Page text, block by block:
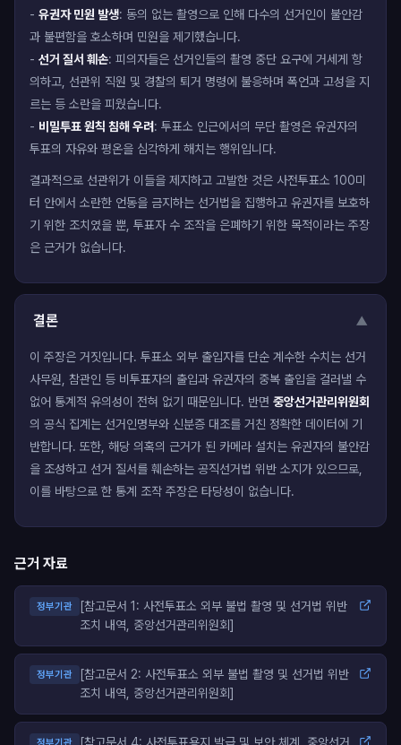
- 유권자 민원 발생: 동의 없는 촬영으로 인해 다수의 선거인이 불안감
과 불편함을 호소하며 민원을 제기했습니다.
- 선거 질서 훼손: 피의자들은 선거인들의 촬영 중단 요구에 거세게 항
의하고, 선관위 직원 및 경찰의 퇴거 명령에 불응하며 폭언과 고성을 지
르는 등 소란을 피웠습니다.
- 비밀투표 원칙 침해 우려: 투표소 인근에서의 무단 촬영은 유권자의
투표의 자유와 평온을 심각하게 해치는 행위입니다.
결과적으로 선관위가 이들을 제지하고 고발한 것은 사전투표소 100미
터 안에서 소란한 언동을 금지하는 선거법을 집행하고 유권자를 보호하
기 위한 조치였을 뿐, 투표자 수 조작을 은폐하기 위한 목적이라는 주장
은 근거가 없습니다.
결론 ▼
이 주장은 거짓입니다. 투표소 외부 출입자를 단순 계수한 수치는 선거
사무원, 참관인 등 비투표자의 출입과 유권자의 중복 출입을 걸러낼 수
없어 통계적 유의성이 전혀 없기 때문입니다. 반면 중앙선거관리위원회
의 공식 집계는 선거인명부와 신분증 대조를 거친 정확한 데이터에 기
반합니다. 또한, 해당 의혹의 근거가 된 카메라 설치는 유권자의 불안감
을 조성하고 선거 질서를 훼손하는 공직선거법 위반 소지가 있으므로,
이를 바탕으로 한 통계 조작 주장은 타당성이 없습니다.
근거 자료
정부기관
[참고문서 1: 사전투표소 외부 불법 촬영 및 선거법 위반
조치 내역, 중앙선거관리위원회]
정부기관
[참고문서 2: 사전투표소 외부 불법 촬영 및 선거법 위반
조치 내역, 중앙선거관리위원회]